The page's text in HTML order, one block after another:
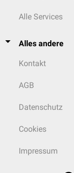
Alle Services
Alles andere
Kontakt
AGB
Datenschutz
Cookies
Impressum